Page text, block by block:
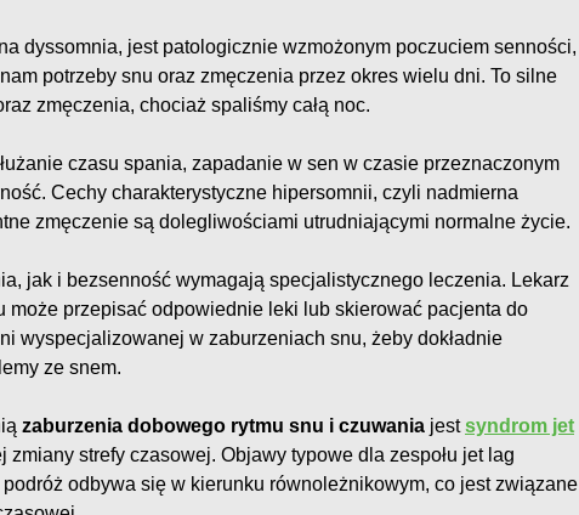
dyssomnia, jest patologicznie wzmożonym poczuciem senności,
potrzeby snu oraz zmęczenia przez okres wielu dni. To silne
zmęczenia, chociaż spaliśmy całą noc.
czasu spania, zapadanie w sen w czasie przeznaczonym
Cechy charakterystyczne hipersomnii, czyli nadmierna
zmęczenie są dolegliwościami utrudniającymi normalne życie.
jak i bezsenność wymagają specjalistycznego leczenia. Lekarz
może przepisać odpowiednie leki lub skierować pacjenta do
wyspecjalizowanej w zaburzeniach snu, żeby dokładnie
ze snem.
zaburzenia dobowego rytmu snu i czuwania jestsyndrom jet
zmiany strefy czasowej. Objawy typowe dla zespołu jet lag
odbywa się w kierunku równoleżnikowym, co jest związane